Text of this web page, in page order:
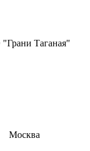
Таганая"
Москва